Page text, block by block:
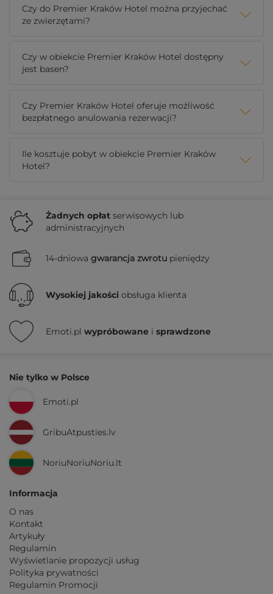
Czy do Premier Kraków Hotel można przyjechać
ze zwierzętami?
Czy w obiekcie Premier Kraków Hotel dostępny
jest basen?
Czy Premier Kraków Hotel oferuje możliwość
bezpłatnego anulowania rezerwacji?
Ile kosztuje pobyt w obiekcie Premier Kraków
Hotel?
Żadnych opłat serwisowych lub
administracyjnych
14-dniowa gwarancja zwrotu pieniędzy
Wysokiej jakości obsługa klienta
Emoti.pl wypróbowane i sprawdzone
Nie tylko w Polsce
Emoti.pl
GribuAtpusties.lv
NoriuNoriuNoriu.lt
Informacja
O nas
Kontakt
Artykuły
Regulamin
Wyświetlanie propozycji usług
Polityka prywatności
Regulamin Promocji